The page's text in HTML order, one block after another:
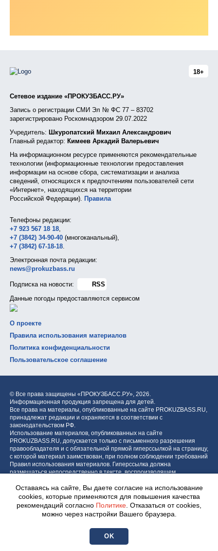
18+
Сетевое издание «ПРОКУЗБАСС.РУ»
Запись о регистрации СМИ Эл № ФС 77 – 83702
зарегистрировано Роскомнадзором 29.07.2022
Учредитель: Шкуропатский Михаил Александрович
Главный редактор: Кимеев Аркадий Валерьевич
На информационном ресурсе применяются рекомендательные
технологии (информационные технологии предоставления
информации на основе сбора, систематизации и анализа
сведений, относящихся к предпочтениям пользователей сети
«Интернет», находящихся на территории
Российской Федерации). Правила
Телефоны редакции:
+7 923 567 18 18,
+7 (3842) 34-90-40 (многоканальный),
+7 (3842) 67-18-18.
Электронная почта редакции:
news@prokuzbass.ru
Подписка на новости:
RSS
Данные погоды предоставляются сервисом
О проекте
Правила использования материалов
Политика конфиденциальности
Пользовательское соглашение
© Все права защищены «ПРОКУЗБАСС.РУ», 2026.
Информационная продукция запрещена для детей.
Все права на материалы, опубликованные на сайте PROKUZBASS.RU,
принадлежат редакции и охраняются в соответствии с
законодательством РФ.
Использование материалов, опубликованных на сайте
PROKUZBASS.RU, допускается только с письменного разрешения
правообладателя и с обязательной прямой гиперссылкой на страницу,
с которой материал заимствован, при полном соблюдении требований
Правил использования материалов. Гиперссылка должна
размещаться непосредственно в тексте, воспроизводящем
блока.
Центр интернет-проектов «МОЁ!»
Оставаясь на сайте, Вы даете согласие на использование
cookies, которые применяются для повышения качества
рекомендаций согласно Политике . Отказаться от cookies,
можно через настройки Вашего браузера.
OK